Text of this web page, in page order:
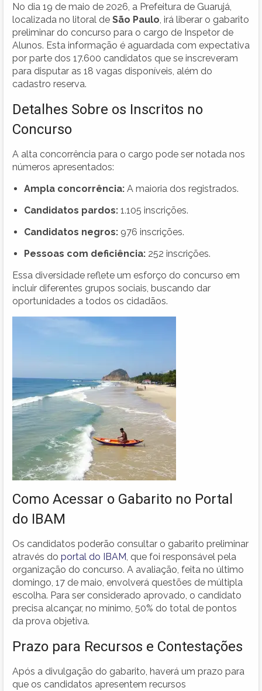
No dia 19 de maio de 2026, a Prefeitura de Guarujá,
localizada no litoral de São Paulo , irá liberar o gabarito
preliminar do concurso para o cargo de Inspetor de
Alunos. Esta informação é aguardada com expectativa
por parte dos 17.600 candidatos que se inscreveram
para disputar as 18 vagas disponíveis, além do
cadastro reserva.
Detalhes Sobre os Inscritos no
Concurso
A alta concorrência para o cargo pode ser notada nos
números apresentados:
Ampla concorrência: A maioria dos registrados.
Candidatos pardos: 1.105 inscrições.
Candidatos negros: 976 inscrições.
Pessoas com deficiência: 252 inscrições.
Essa diversidade reflete um esforço do concurso em
incluir diferentes grupos sociais, buscando dar
oportunidades a todos os cidadãos.
Como Acessar o Gabarito no Portal
do IBAM
Os candidatos poderão consultar o gabarito preliminar
através do portal do IBAM , que foi responsável pela
organização do concurso. A avaliação, feita no último
domingo, 17 de maio, envolverá questões de múltipla
escolha. Para ser considerado aprovado, o candidato
precisa alcançar, no mínimo, 50% do total de pontos
da prova objetiva.
Prazo para Recursos e Contestações
Após a divulgação do gabarito, haverá um prazo para
que os candidatos apresentem recursos